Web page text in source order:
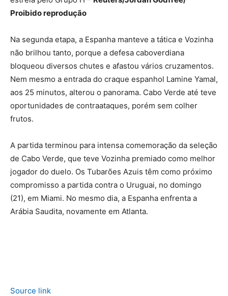
Proibido reprodução
Na segunda etapa, a Espanha manteve a tática e Vozinha
não brilhou tanto, porque a defesa caboverdiana
bloqueou diversos chutes e afastou vários cruzamentos.
Nem mesmo a entrada do craque espanhol Lamine Yamal,
aos 25 minutos, alterou o panorama. Cabo Verde até teve
oportunidades de contraataques, porém sem colher
frutos.
A partida terminou para intensa comemoração da seleção
de Cabo Verde, que teve Vozinha premiado como melhor
jogador do duelo. Os Tubarões Azuis têm como próximo
compromisso a partida contra o Uruguai, no domingo
(21), em Miami. No mesmo dia, a Espanha enfrenta a
Arábia Saudita, novamente em Atlanta.
Source link